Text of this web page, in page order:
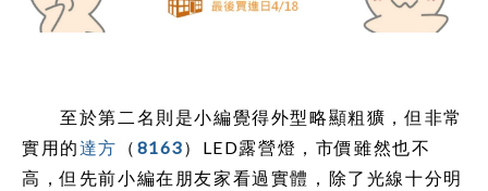
至於第二名則是小編覺得外型略顯粗獷，但非常
實用的達方 （ 8163）LED露營燈，市價雖然也不
高，但先前小編在朋友家看過實體，除了光線十分明